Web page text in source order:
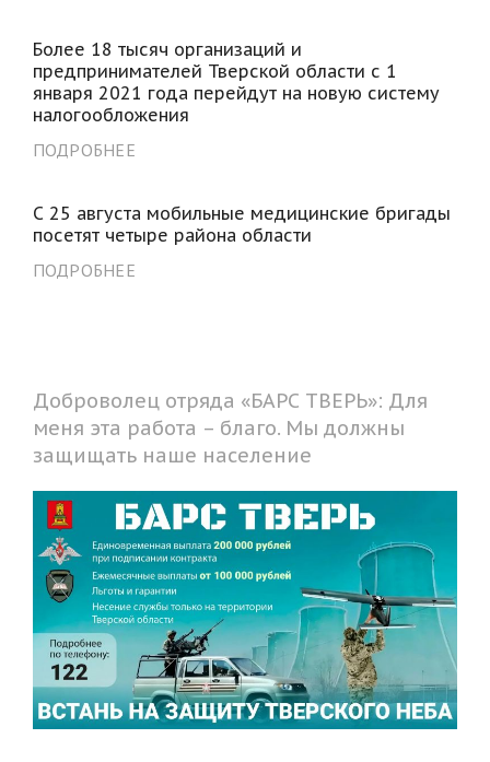
Более 18 тысяч организаций и
предпринимателей Тверской области с 1
января 2021 года перейдут на новую систему
налогообложения
ПОДРОБНЕЕ
С 25 августа мобильные медицинские бригады
посетят четыре района области
ПОДРОБНЕЕ
Доброволец отряда «БАРС ТВЕРЬ»: Для
меня эта работа – благо. Мы должны
защищать наше население